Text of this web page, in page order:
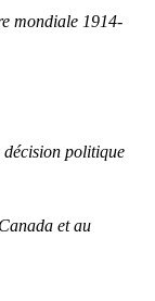
mondiale 1914-
décision politique
et au